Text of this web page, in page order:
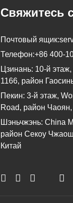
Свяжитесь
Почтовый ящик:
Телефон:+86 400-
Цзинань: 10-й
1166, район
Пекин: 3-й этаж,
Road, район
Шэньчжэнь: China
район Секоу
Китай